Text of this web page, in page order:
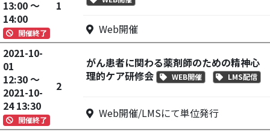
13:00 ～
14:00
開催終了
1
Web開催
2021-10-
01
12:30 ～
2021-10-
24 13:30
開催終了
2
がん患者に関わる薬剤師のための精神心
理的ケア研修会
WEB開催 LMS配信
Web開催/LMSにて単位発行